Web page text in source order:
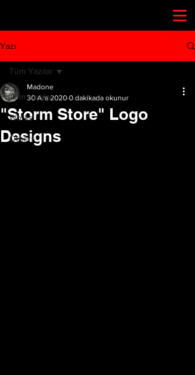
Yazı
Tüm Yazılar
Works
Others
Tüm Yazılar
"Storm Store" Logo
Designs
Madone
30 Ara 2020 0 dakikada okunur